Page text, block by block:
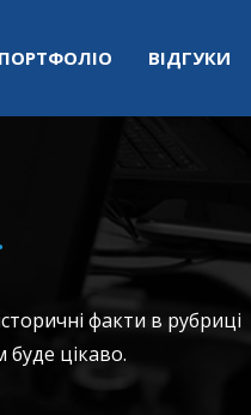
ПОРТФОЛІО ВІДГУКИ
факти в рубриці
цікаво.